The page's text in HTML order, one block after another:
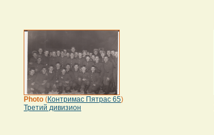
Photo (Контримас Пятрас 65)
Третий дивизион